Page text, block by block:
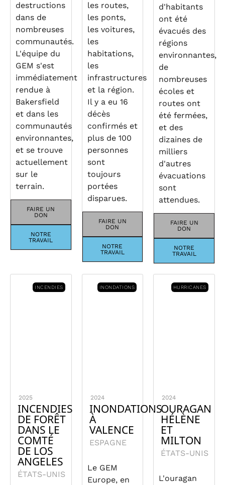
destructions
dans de
nombreuses
communautés.
L'équipe du
GEM s'est
immédiatement
rendue à
Bakersfield
et dans les
communautés
environnantes,
et se trouve
actuellement
sur le
terrain.
FAIRE UN
DON
NOTRE
TRAVAIL
les routes,
les ponts,
les voitures,
les
habitations,
les
infrastructures
et la région.
Il y a eu 16
décès
confirmés et
plus de 100
personnes
sont
toujours
portées
disparues.
FAIRE UN
DON
NOTRE
TRAVAIL
d'habitants
ont été
évacués des
régions
environnantes,
de
nombreuses
écoles et
routes ont
été fermées,
et des
dizaines de
milliers
d'autres
évacuations
sont
attendues.
FAIRE UN
DON
NOTRE
TRAVAIL
INCENDIES
2025
INCENDIES
DE FORÊT
DANS LE
COMTÉ
DE LOS
ANGELES
ÉTATS-UNIS
INONDATIONS
2024
INONDATIONS
À
VALENCE
ESPAGNE
Le GEM
Europe, en
HURRICANES
2024
OURAGAN
HÉLÈNE
ET
MILTON
ÉTATS-UNIS
L'ouragan